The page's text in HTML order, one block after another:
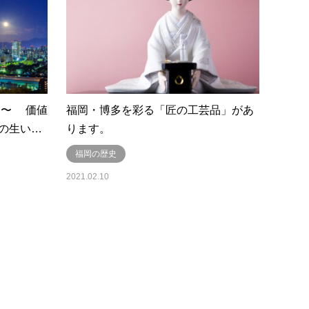
〜 価値
生い…
福岡・博多を彩る「匠の工芸品」があ
ります。
福岡の歴史
2021.02.10